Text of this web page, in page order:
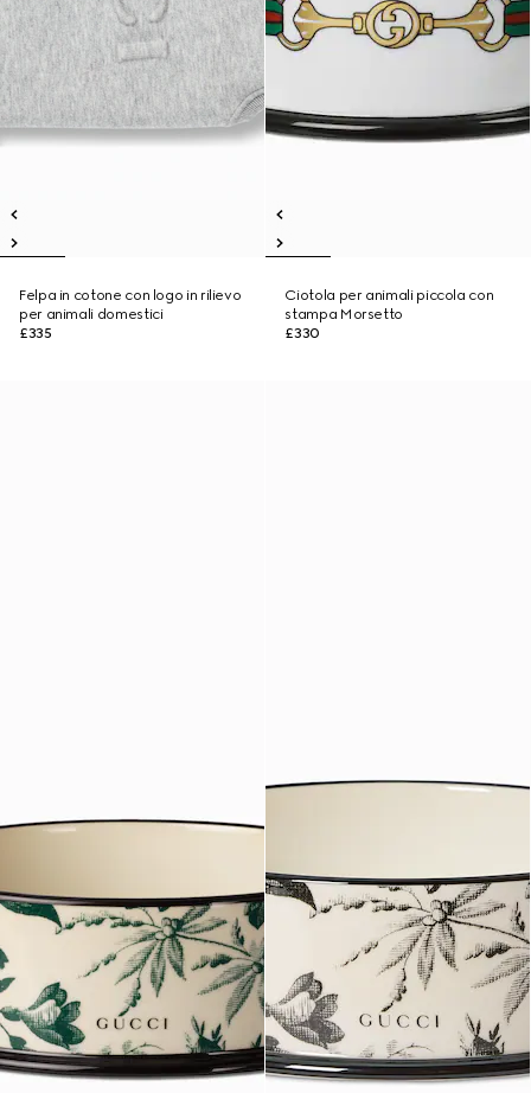
Felpa in cotone con logo in rilievo
per animali domestici
£335
Ciotola per animali piccola con
stampa Morsetto
£330